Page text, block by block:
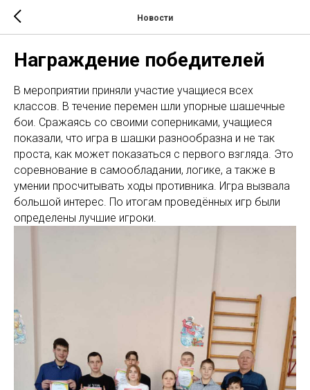
Новости
Награждение победителей
В мероприятии приняли участие учащиеся всех
классов. В течение перемен шли упорные шашечные
бои. Сражаясь со своими соперниками, учащиеся
показали, что игра в шашки разнообразна и не так
проста, как может показаться с первого взгляда. Это
соревнование в самообладании, логике, а также в
умении просчитывать ходы противника. Игра вызвала
большой интерес. По итогам проведённых игр были
определены лучшие игроки.